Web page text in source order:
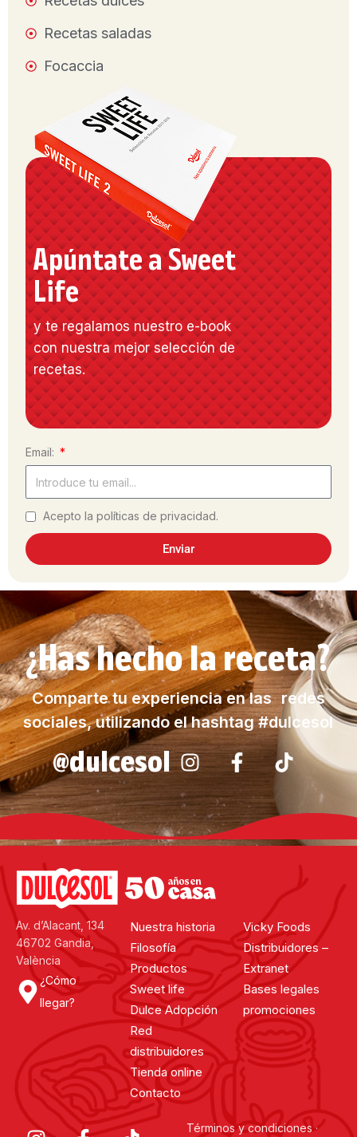
Recetas saladas
Focaccia
Apúntate a Sweet
Life
y te regalamos nuestro e-book
con nuestra mejor selección de
recetas.
Email:
Acepto la políticas de privacidad.
Enviar
¿Has hecho la receta?
Comparte tu experiencia en las redes
sociales, utilizando el hashtag #dulcesol
@dulcesol
Av. d’Alacant, 134
46702 Gandia,
València
¿Cómo
llegar?
Nuestra historia
Filosofía
Productos
Sweet life
Dulce Adopción
Red
distribuidores
Tienda online
Contacto
Vicky Foods
Distribuidores –
Extranet
Bases legales
promociones
Términos y condiciones·